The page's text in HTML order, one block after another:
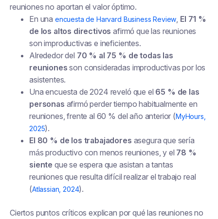
reuniones no aportan el valor óptimo.
En una encuesta de Harvard Business Review, El 71 %
de los altos directivos afirmó que las reuniones
son improductivas e ineficientes.
Alrededor del 70 % al 75 % de todas las
reuniones son consideradas improductivas por los
asistentes.
Una encuesta de 2024 reveló que el 65 % de las
personas afirmó perder tiempo habitualmente en
reuniones, frente al 60 % del año anterior (MyHours,
2025).
El 80 % de los trabajadores asegura que sería
más productivo con menos reuniones, y el 78 %
siente que se espera que asistan a tantas
reuniones que resulta difícil realizar el trabajo real
(Atlassian, 2024).
Ciertos puntos críticos explican por qué las reuniones no